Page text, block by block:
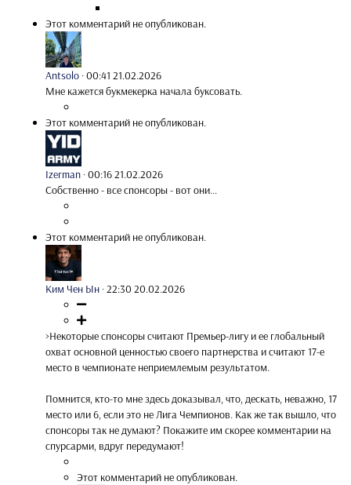
Этот комментарий не опубликован.
Antsolo ·00:41 21.02.2026
Мне кажется букмекерка начала буксовать.
Этот комментарий не опубликован.
Izerman ·00:16 21.02.2026
Собственно - все спонсоры - вот они...
Этот комментарий не опубликован.
Ким Чен Ын ·22:30 20.02.2026
>Некоторые спонсоры считают Премьер-лигу и ее глобальный
охват основной ценностью своего партнерства и считают 17-е
место в чемпионате неприемлемым результатом.
Помнится, кто-то мне здесь доказывал, что, дескать, неважно, 17
место или 6, если это не Лига Чемпионов. Как же так вышло, что
спонсоры так не думают? Покажите им скорее комментарии на
спурсарми, вдруг передумают!
Этот комментарий не опубликован.